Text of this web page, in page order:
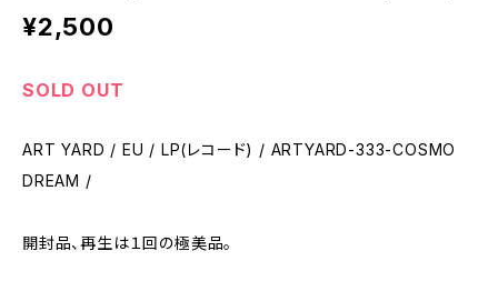
¥2,500
SOLD OUT
ART YARD / EU / LP(レコード) / ARTYARD-333-COSMO
DREAM /
開封品、再生は１回の極美品。